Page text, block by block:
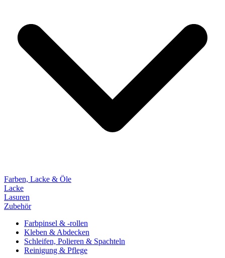
Farben, Lacke & Öle
Lacke
Lasuren
Zubehör
Farbpinsel & -rollen
Kleben & Abdecken
Schleifen, Polieren & Spachteln
Reinigung & Pflege